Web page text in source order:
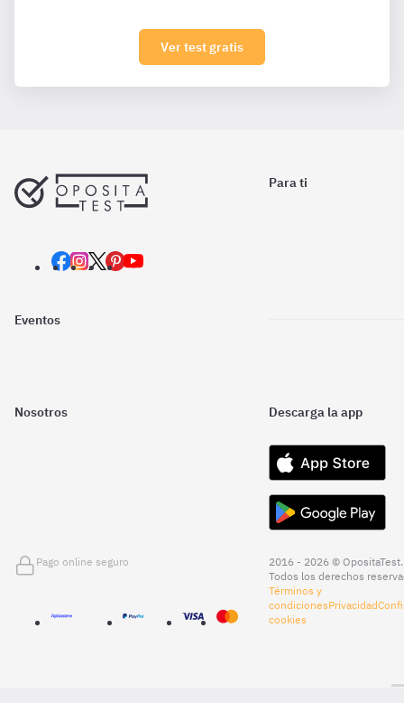
Ver test gratis
Para ti
Eventos
Nosotros Descarga la app
Pago online seguro
2016 - 2026 © OpositaTest.
Todos los derechos
Términos y
condicionesPrivacidad
cookies